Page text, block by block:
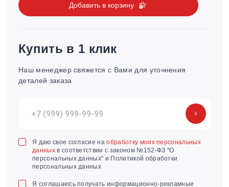
Добавить в корзину
Купить в 1 клик
Наш менеджер свяжется с Вами для уточнения
деталей заказа
Я даю свое согласие наобработку моих персональных
данныхв соответствии с законом №152-ФЗ "О
персональных данных" и Политикой обработки
персональных данных
Я соглашаюсь получать информационно-рекламные